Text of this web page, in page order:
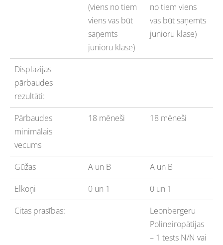
(viens no tiem
viens vas būt
saņemts
junioru klase)
no tiem viens
vas būt saņemts
junioru klase)
Displāzijas
pārbaudes
rezultāti:
Pārbaudes
minimālais
vecums
18 mēneši 18 mēneši
Gūžas A un B
A un B
Elkoņi
0 un 1
0 un 1
Citas prasības:
Leonbergeru
Polineiropātijas
– 1 tests N/N vai